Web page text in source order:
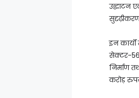
उद्घाटन
इन
सेक्टर-
निर्माण
करोड़